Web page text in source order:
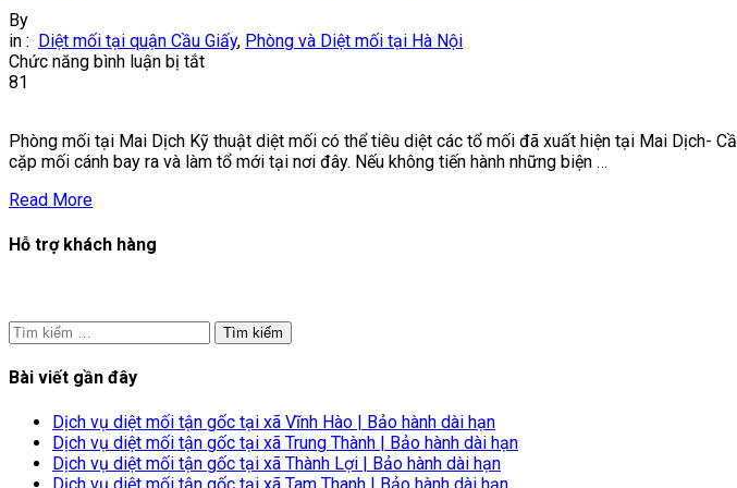
By
in :
Diệt mối tại quận Cầu Giấy, Phòng và Diệt mối tại Hà Nội
Chức năng bình luận bị tắtở
Mai
Dịch
81
Phòng mối tại Mai Dịch Kỹ thuật diệt mối có thể tiêu diệt các tổ mối đã xuất hiện tại Mai Dịch-
cặp mối cánh bay ra và làm tổ mới tại nơi đây. Nếu không tiến hành những biện …
Read More
Hỗ trợ khách hàng
Tìm
kiếm
cho:
Bài viết gần đây
Dịch vụ diệt mối tận gốc tại xã Vĩnh Hào | Bảo hành dài hạn
Dịch vụ diệt mối tận gốc tại xã Trung Thành | Bảo hành dài hạn
Dịch vụ diệt mối tận gốc tại xã Thành Lợi | Bảo hành dài hạn
Dịch vụ diệt mối tận gốc tại xã Tam Thanh | Bảo hành dài hạn